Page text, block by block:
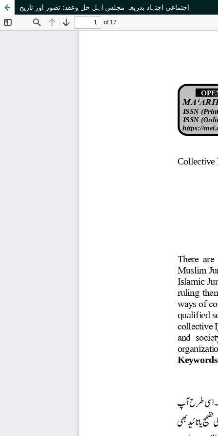
اجتماعی اجتہاد بذریعہ مجلس اہل حل وعقد: تصور اور تاریخ